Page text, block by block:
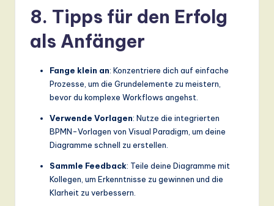
8. Tipps für den Erfolg
als Anfänger
Fange klein an: Konzentriere dich auf einfache
Prozesse, um die Grundelemente zu meistern,
bevor du komplexe Workflows angehst.
Verwende Vorlagen: Nutze die integrierten
BPMN-Vorlagen von Visual Paradigm, um deine
Diagramme schnell zu erstellen.
Sammle Feedback: Teile deine Diagramme mit
Kollegen, um Erkenntnisse zu gewinnen und die
Klarheit zu verbessern.